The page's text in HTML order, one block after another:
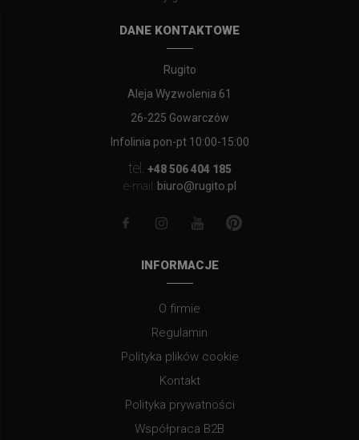
DANE KONTAKTOWE
Rugito
Aleja Wyzwolenia 61
26-225 Gowarczów
Infolinia pon-pt 10:00-15:00
tel.
+48 506 404 185
e-mail: biuro@rugito.pl
INFORMACJE
O firmie
Regulamin
Polityka plików cookie
Kontakt
Polityka prywatności
Współpraca B2B